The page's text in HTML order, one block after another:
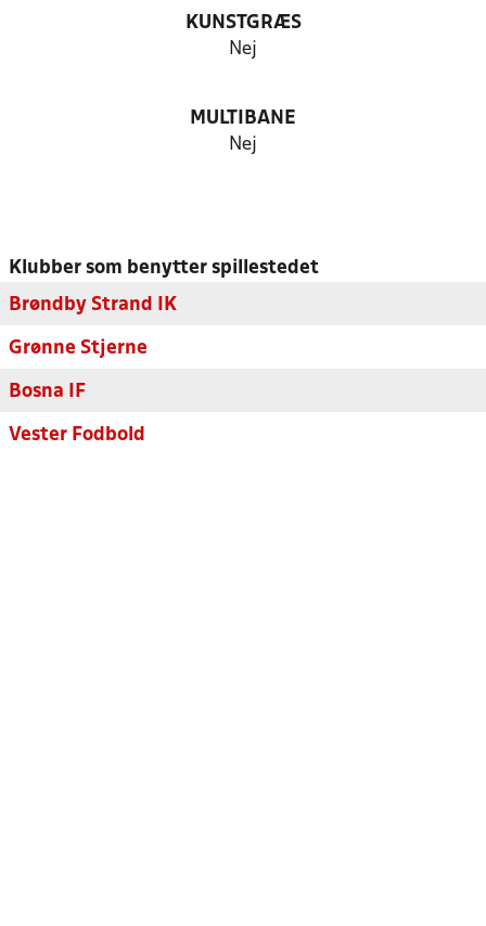
KUNSTGRÆS
Nej
MULTIBANE
Nej
Klubber som benytter spillestedet
Brøndby Strand IK
Grønne Stjerne
Bosna IF
Vester Fodbold